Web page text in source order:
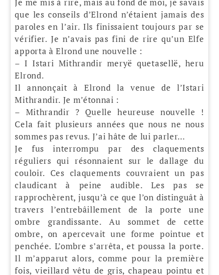
que les conseils d’Elrond n’étaient jamais des
paroles en l’air. Ils finissaient toujours par se
vérifier. Je n’avais pas fini de rire qu’un Elfe
apporta à Elrond une nouvelle :
– I Istari Mithrandir meryë quetasellë, heru
Elrond.
Il annonçait à Elrond la venue de l’Istari
Mithrandir. Je m’étonnai :
– Mithrandir ? Quelle heureuse nouvelle !
Cela fait plusieurs années que nous ne nous
sommes pas revus. J’ai hâte de lui parler…
Je fus interrompu par des claquements
réguliers qui résonnaient sur le dallage du
couloir. Ces claquements couvraient un pas
claudicant à peine audible. Les pas se
rapprochèrent, jusqu’à ce que l’on distinguât à
travers l’entrebâillement de la porte une
ombre grandissante. Au sommet de cette
ombre, on apercevait une forme pointue et
penchée. L’ombre s’arrêta, et poussa la porte.
Il m’apparut alors, comme pour la première
fois, vieillard vêtu de gris, chapeau pointu et